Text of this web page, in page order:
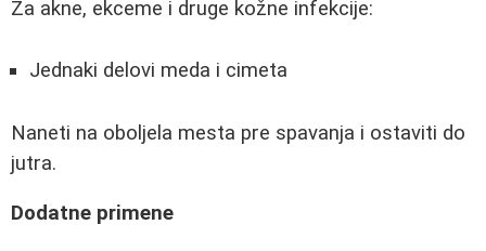
Za akne, ekceme i druge kožne infekcije:
Jednaki delovi meda i cimeta
Naneti na oboljela mesta pre spavanja i ostaviti do
jutra.
Dodatne primene